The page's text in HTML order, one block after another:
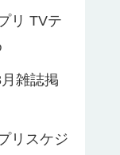
リ TVテ
雑誌掲
リスケジ